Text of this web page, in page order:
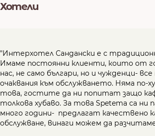
Хотели
"Интерхотел Сандански е с
Имаме постоянни клиенти, които от
нас, не само българи, но и чужденци- все
очаквания към обслужването. Няма по-
това, гостите да ни попитат защо
толкова хубаво. За това Spetema са
много години- предлагат качествено
обслужване, винаги можем да